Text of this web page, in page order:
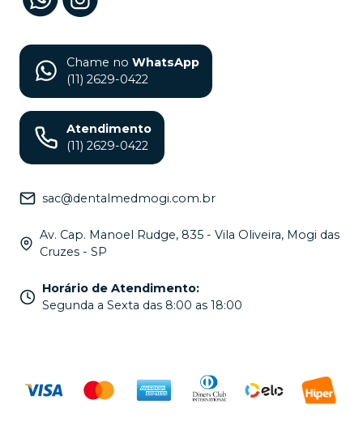
Chame no WhatsApp
(11) 2629-0422
Atendimento
(11) 2629-0422
sac@dentalmedmogi.com.br
Av. Cap. Manoel Rudge, 835 - Vila Oliveira, Mogi das
Cruzes - SP
Horário de Atendimento:
Segunda a Sexta das 8:00 as 18:00